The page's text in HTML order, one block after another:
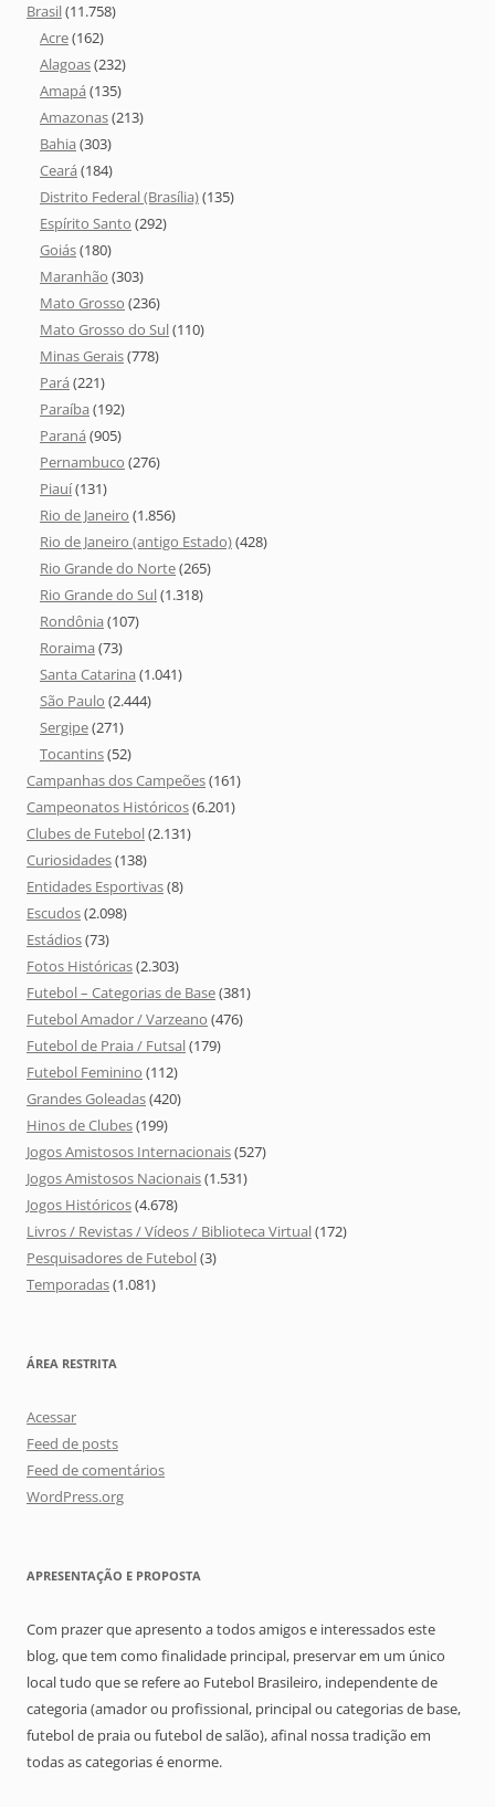
Brasil(11.758)
Acre(162)
Alagoas(232)
Amapá (135)
Amazonas(213)
Bahia (303)
Ceará (184)
Distrito Federal (Brasília)(135)
Espírito Santo (292)
Goiás(180)
Maranhão (303)
Mato Grosso (236)
Mato Grosso do Sul(110)
Minas Gerais(778)
Pará (221)
Paraíba (192)
Paraná (905)
Pernambuco (276)
Piauí(131)
Rio de Janeiro (1.856)
Rio de Janeiro (antigo Estado)(428)
Rio Grande do Norte(265)
Rio Grande do Sul(1.318)
Rondônia (107)
Roraima (73)
Santa Catarina (1.041)
São Paulo (2.444)
Sergipe(271)
Tocantins(52)
Campanhas dos Campeões(161)
Campeonatos Históricos(6.201)
Clubes de Futebol(2.131)
Curiosidades(138)
Entidades Esportivas(8)
Escudos(2.098)
Estádios(73)
Fotos Históricas(2.303)
Futebol – Categorias de Base(381)
Futebol Amador / Varzeano (476)
Futebol de Praia / Futsal(179)
Futebol Feminino (112)
Grandes Goleadas(420)
Hinos de Clubes(199)
Jogos Amistosos Internacionais(527)
Jogos Amistosos Nacionais(1.531)
Jogos Históricos(4.678)
Livros / Revistas / Vídeos / Biblioteca Virtual(172)
Pesquisadores de Futebol(3)
Temporadas(1.081)
ÁREA RESTRITA
Acessar
Feed de posts
Feed de comentários
WordPress.org
APRESENTAÇÃO E PROPOSTA
Com prazer que apresento a todos amigos e interessados este
blog, que tem como finalidade principal, preservar em um único
local tudo que se refere ao Futebol Brasileiro, independente de
categoria (amador ou profissional, principal ou categorias de base,
futebol de praia ou futebol de salão), afinal nossa tradição em
todas as categorias é enorme.